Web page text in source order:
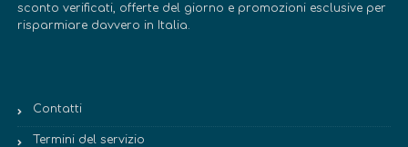
sconto verificati, offerte del giorno e promozioni esclusive per
risparmiare davvero in Italia.
Contatti
Termini del servizio